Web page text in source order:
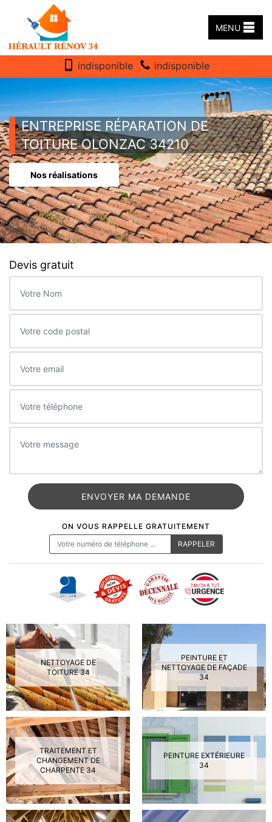
MENU
indisponible indisponible
ENTREPRISE RÉPARATION DE
TOITURE OLONZAC 34210
Nos réalisations
Devis gratuit
ON VOUS RAPPELLE GRATUITEMENT
NETTOYAGE DE
TOITURE 34
PEINTURE ET
NETTOYAGE DE FAÇADE
34
TRAITEMENT ET
CHANGEMENT DE
CHARPENTE 34
PEINTURE EXTÉRIEURE
34